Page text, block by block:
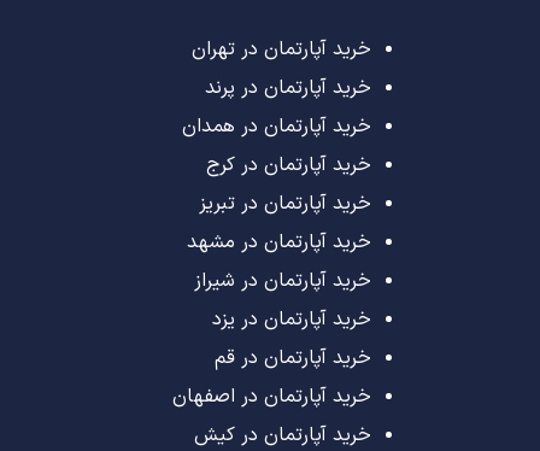
خرید آپارتمان در تهران
خرید آپارتمان در پرند
خرید آپارتمان در همدان
خرید آپارتمان در کرج
خرید آپارتمان در تبریز
خرید آپارتمان در مشهد
خرید آپارتمان در شیراز
خرید آپارتمان در یزد
خرید آپارتمان در قم
خرید آپارتمان در اصفهان
خرید آپارتمان در کیش